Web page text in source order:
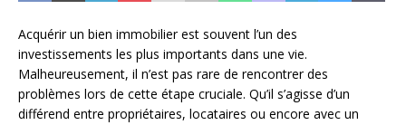
Acquérir un bien immobilier est souvent l’un des
investissements les plus importants dans une vie.
Malheureusement, il n’est pas rare de rencontrer des
problèmes lors de cette étape cruciale. Qu’il s’agisse d’un
différend entre propriétaires, locataires ou encore avec un